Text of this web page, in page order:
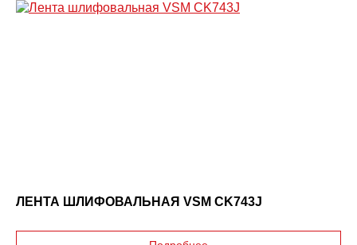
ЛЕНТА ШЛИФОВАЛЬНАЯ VSM CK743J